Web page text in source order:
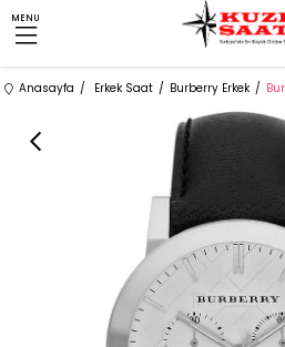
MENU
Anasayfa Erkek Saat Burberry Erkek